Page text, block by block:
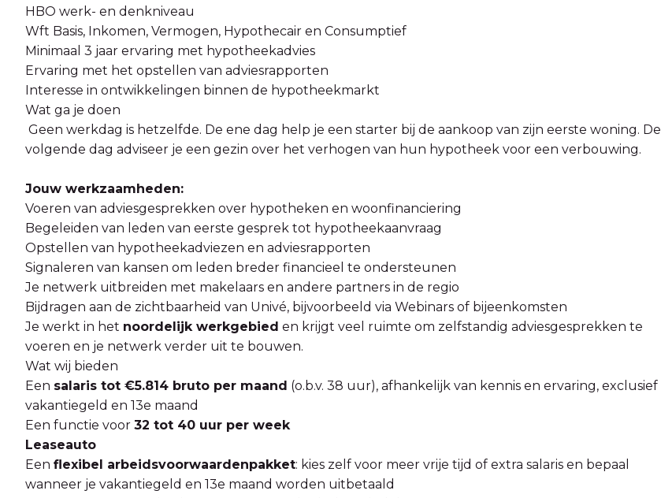
HBO werk- en denkniveau
Wft Basis, Inkomen, Vermogen, Hypothecair en Consumptief
Minimaal 3 jaar ervaring met hypotheekadvies
Ervaring met het opstellen van adviesrapporten
Interesse in ontwikkelingen binnen de hypotheekmarkt
Wat ga je doen
Geen werkdag is hetzelfde. De ene dag help je een starter bij de aankoop van zijn eerste woning. De
volgende dag adviseer je een gezin over het verhogen van hun hypotheek voor een verbouwing.
Jouw werkzaamheden:
Voeren van adviesgesprekken over hypotheken en woonfinanciering
Begeleiden van leden van eerste gesprek tot hypotheekaanvraag
Opstellen van hypotheekadviezen en adviesrapporten
Signaleren van kansen om leden breder financieel te ondersteunen
Je netwerk uitbreiden met makelaars en andere partners in de regio
Bijdragen aan de zichtbaarheid van Univé, bijvoorbeeld via Webinars of bijeenkomsten
Je werkt in het noordelijk werkgebied en krijgt veel ruimte om zelfstandig adviesgesprekken te
voeren en je netwerk verder uit te bouwen.
Wat wij bieden
Een salaris tot €5.814 bruto per maand (o.b.v. 38 uur), afhankelijk van kennis en ervaring, exclusief
vakantiegeld en 13e maand
Een functie voor 32 tot 40 uur per week
Leaseauto
Een flexibel arbeidsvoorwaardenpakket: kies zelf voor meer vrije tijd of extra salaris en bepaal
wanneer je vakantiegeld en 13e maand worden uitbetaald